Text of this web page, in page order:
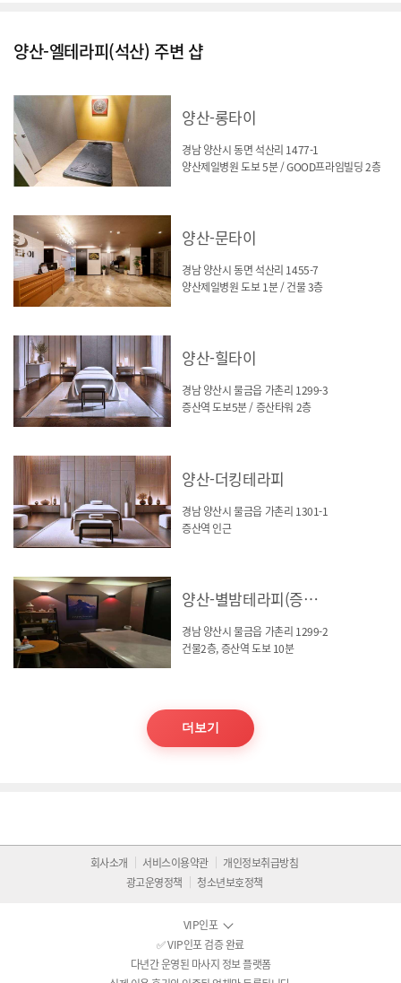
양산-엘테라피(석산) 주변 샵
양산-롱타이
경남 양산시 동면 석산리 1477-1
양산제일병원 도보 5분 / GOOD프라임빌딩 2층
양산-문타이
경남 양산시 동면 석산리 1455-7
양산제일병원 도보 1분 / 건물 3층
양산-힐타이
경남 양산시 물금읍 가촌리 1299-3
증산역 도보5분 / 증산타워 2층
양산-더킹테라피
경남 양산시 물금읍 가촌리 1301-1
증산역 인근
양산-별밤테라피(증산역)
경남 양산시 물금읍 가촌리 1299-2
건물2층, 증산역 도보 10분
더보기
회사소개 서비스이용약관
개인정보취급방침
광고운영정책
청소년보호정책
VIP인포
✅ VIP인포 검증 완료
다년간 운영된 마사지 정보 플랫폼